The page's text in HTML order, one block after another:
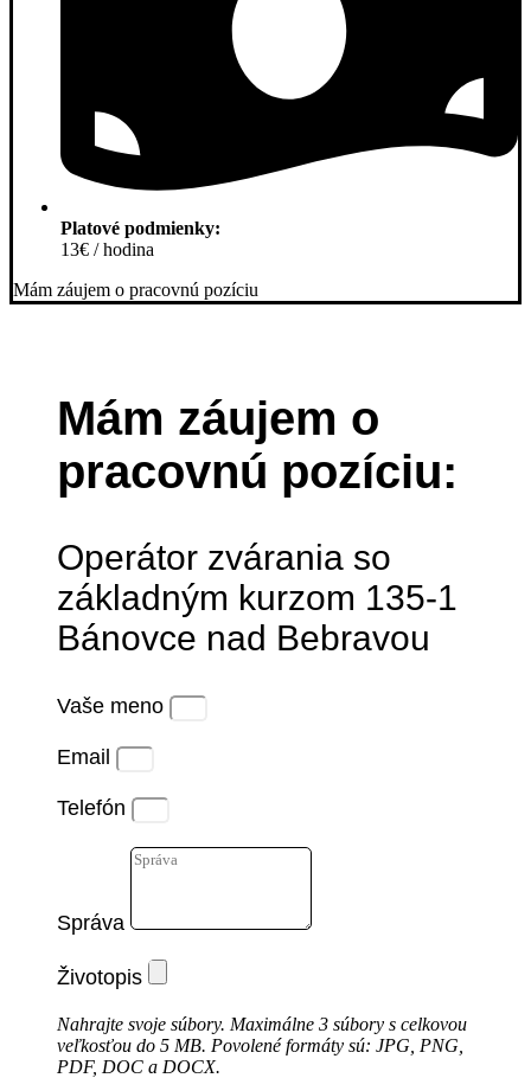
Platové podmienky:
13€ / hodina
Mám záujem o pracovnú pozíciu
Mám záujem o
pracovnú pozíciu:
Operátor zvárania so
základným kurzom 135-1
Bánovce nad Bebravou
Vaše meno
Email
Telefón
Správa
Životopis
Nahrajte svoje súbory. Maximálne 3 súbory s celkovou
veľkosťou do 5 MB. Povolené formáty sú: JPG, PNG,
PDF, DOC a DOCX.